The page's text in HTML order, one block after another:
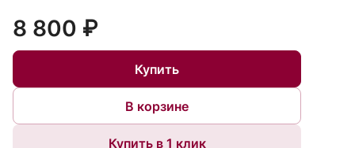
8 800 ₽
Купить
В корзине
Купить в 1 клик